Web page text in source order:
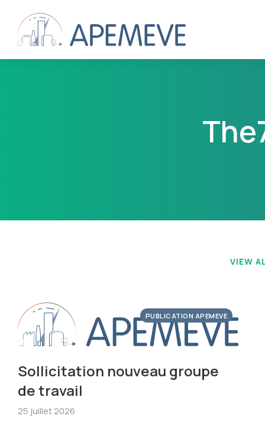
VIEW
PUBLICATION APEMEVE
Sollicitation nouveau groupe
de travail
25 juillet 2026